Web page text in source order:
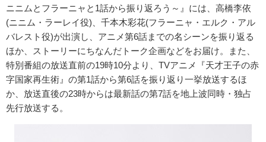
ニニムとフラーニャと1話から振り返ろう～』には、高橋李依
(ニニム・ラーレイ役)、千本木彩花(フラーニャ・エルク・アル
バレスト役)が出演し、アニメ第6話までの名シーンを振り返る
ほか、ストーリーにちなんだトーク企画などをお届け。また、
特別番組の放送直前の19時10分より、TVアニメ『天才王子の赤
字国家再生術』の第1話から第6話を振り返り一挙放送するほ
か、放送直後の23時からは最新話の第7話を地上波同時・独占
先行放送する。